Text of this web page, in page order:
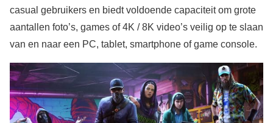
casual gebruikers en biedt voldoende capaciteit om grote
aantallen foto’s, games of 4K / 8K video’s veilig op te slaan
van en naar een PC, tablet, smartphone of game console.